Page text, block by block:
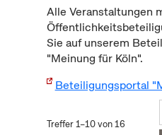
Alle Veranstaltungen
Sie auf unserem
"Meinung für Köln".
Beteiligungsportal
Treffer 1–10 von 16